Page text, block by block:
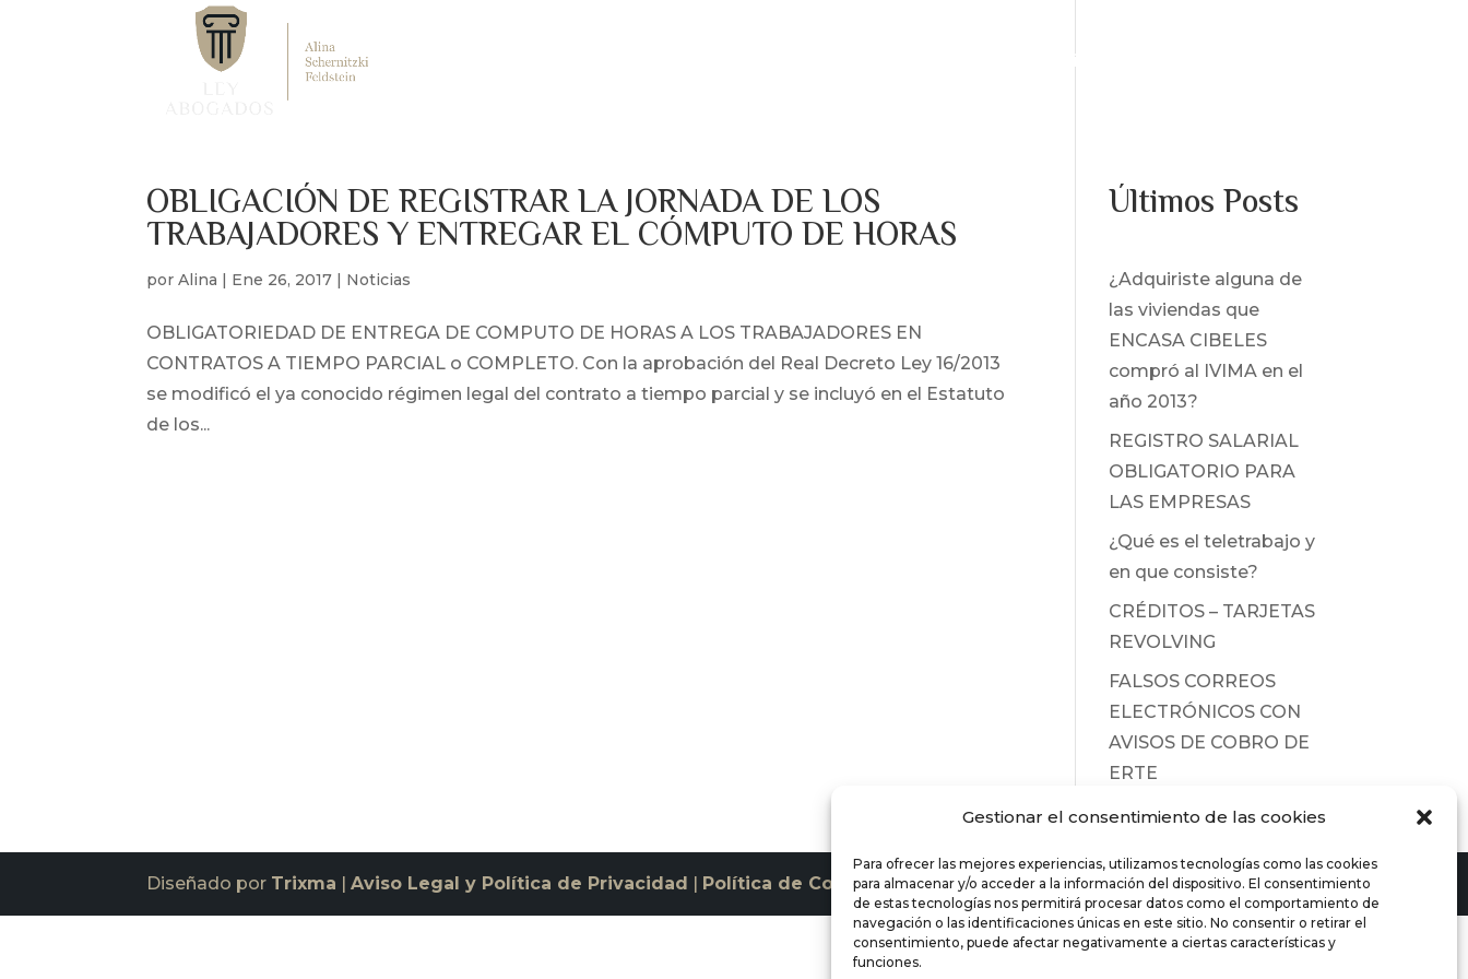
Gestionar el consentimiento de las cookies
Para ofrecer las mejores experiencias, utilizamos tecnologías como las cookies
para almacenar y/o acceder a la información del dispositivo. El consentimiento
de estas tecnologías nos permitirá procesar datos como el comportamiento de
navegación o las identificaciones únicas en este sitio. No consentir o retirar el
consentimiento, puede afectar negativamente a ciertas características y
funciones.
Servicios
OBLIGACIÓN DE REGISTRAR LA JORNADA DE LOS
TRABAJADORES Y ENTREGAR EL CÓMPUTO DE HORAS
porAlina | Ene 26, 2017 | Noticias
OBLIGATORIEDAD DE ENTREGA DE COMPUTO DE HORAS A LOS TRABAJADORES EN
CONTRATOS A TIEMPO PARCIAL o COMPLETO. Con la aprobación del Real Decreto Ley 16/2013
se modificó el ya conocido régimen legal del contrato a tiempo parcial y se incluyó en el Estatuto
de los...
Últimos Posts
¿Adquiriste alguna de
las viviendas que
ENCASA CIBELES
compró al IVIMA en el
año 2013?
REGISTRO SALARIAL
OBLIGATORIO PARA
LAS EMPRESAS
¿Qué es el teletrabajo y
en que consiste?
CRÉDITOS – TARJETAS
REVOLVING
FALSOS CORREOS
ELECTRÓNICOS CON
AVISOS DE COBRO DE
ERTE
Diseñado por Trixma |Aviso Legal y Política de Privacidad | Política de Cookies